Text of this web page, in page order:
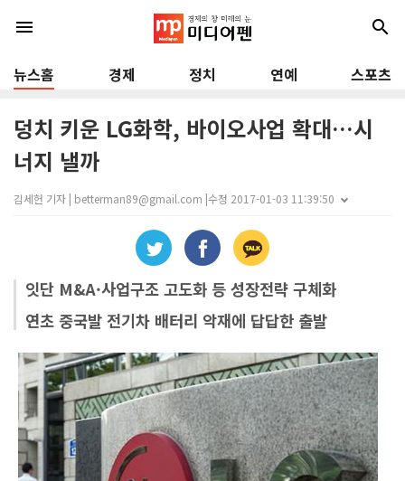
menu search
뉴스홈 경제 정치 연예 스포츠
덩치 키운 LG화학, 바이오사업 확대…시
너지 낼까
김세헌 기자 | betterman89@gmail.com |수정 2017-01-03 11:39:50
잇단 M&A·사업구조 고도화 등 성장전략 구체화
연초 중국발 전기차 배터리 악재에 답답한 출발